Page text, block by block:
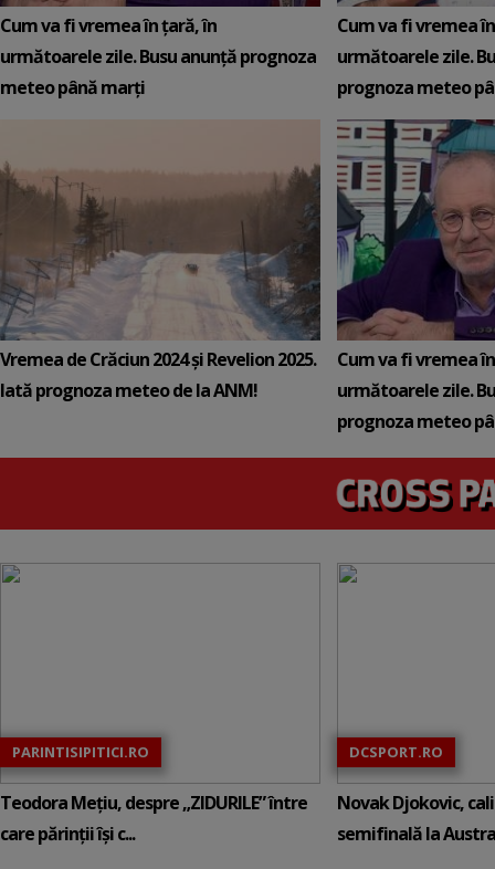
Cum va fi vremea în țară, în
următoarele zile. Busu anunță prognoza
meteo până marți
Cum va fi vremea
următoarele zile.
prognoza meteo
Vremea de Crăciun 2024 și Revelion 2025.
Iată prognoza meteo de la ANM!
Cum va fi vremea
următoarele zile.
prognoza meteo
PARINTISIPITICI.RO
Teodora Mețiu, despre „ZIDURILE” între
care părinții își c...
DCSPORT.RO
Novak Djokovic,
semifinală la